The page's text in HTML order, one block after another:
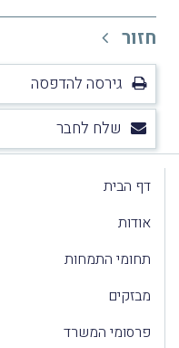
חזור
גירסה להדפסה
שלח לחבר
דף הבית
אודות
תחומי התמחות
מבזקים
פרסומי המשרד